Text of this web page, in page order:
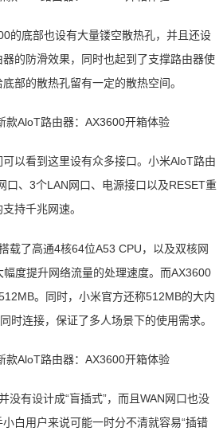
的底部也设有大量镂空散热孔，并且还设
的防滑效果，同时也起到了支撑路由器使
部的散热孔留有一定的散热空间。
以看到这里设有众多接口。小米AloT路由
口、3个LAN网口、电源接口以及RESET重
持千兆网速。
载了高通4核64位A53 CPU，以及双核网
度提升网络流量的处理速度。而AX3600
。同时，小米官方还称512MB的大内
时连接，保证了多人场景下的使用需求。
没有设计成“盲插式”，而且WAN网口也没
白用户来说可能一时分不清就容易“插错